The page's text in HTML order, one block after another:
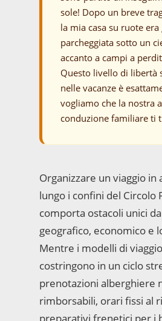
sole! Dopo un breve
la mia casa su ruote era
parcheggiata sotto un
accanto a campi a
Questo livello di libertà
nelle vacanze è
vogliamo che la nostra
conduzione familiare ti
Organizzare un viaggio in
lungo i confini del Circolo
comporta ostacoli unici
geografico, economico e
Mentre i modelli di
costringono in un ciclo
prenotazioni alberghiere
rimborsabili, orari fissi al